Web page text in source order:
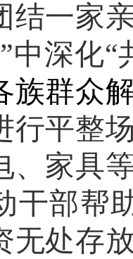
结一家
”中深化“
族群众
行平整
、家具
干部帮
无处存